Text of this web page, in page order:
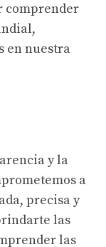
comprender
en nuestra
y la
a
precisa y
las
las